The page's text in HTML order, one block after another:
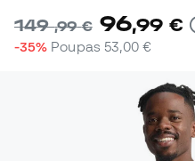
149,99 € 96,99 €
-35% Poupas 53,00 €